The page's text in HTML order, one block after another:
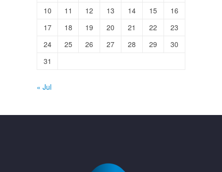
10
11 12 13 14 15
16
17
18 19 20 21 22
23
24
25 26 27 28 29
30
31
« Jul